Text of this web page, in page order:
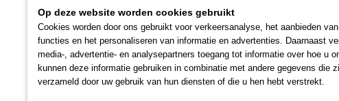
Spiebaanfrees VHM
S803HB
€ 42,50
Op deze website worden cookies gebruikt
Cookies worden door ons gebruikt voor verkeersanalyse, het aanbieden
functies en het personaliseren van informatie en advertenties. Daarnaast
media-, advertentie- en analysepartners toegang tot informatie over hoe u
kunnen deze informatie gebruiken in combinatie met andere gegevens die
verzameld door uw gebruik van hun diensten of die u hen hebt verstrekt.